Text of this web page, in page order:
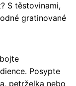
S těstovinami,
gratinované
Posypte
petrželka nebo